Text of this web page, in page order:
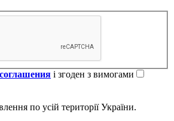
і згоден з вимогами
по усій території України.